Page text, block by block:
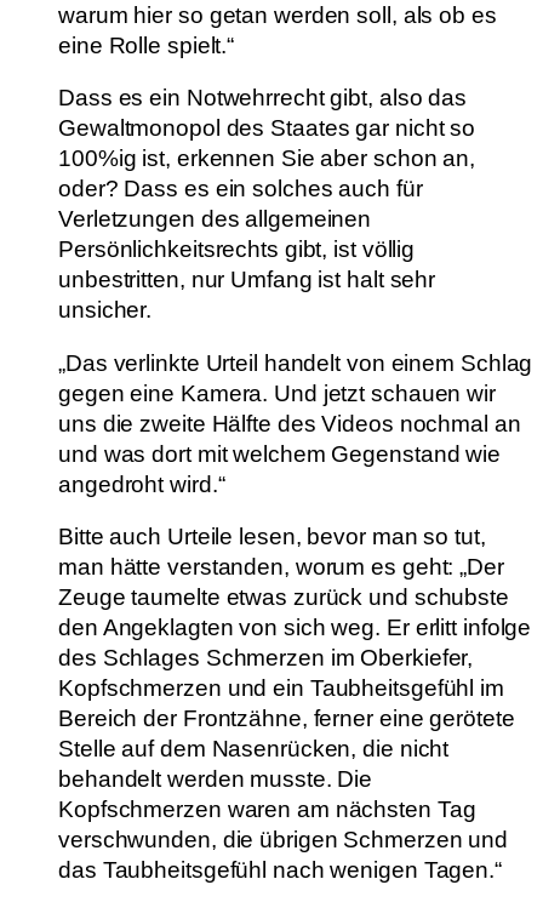
warum hier so getan werden soll, als ob es
eine Rolle spielt.“
Dass es ein Notwehrrecht gibt, also das
Gewaltmonopol des Staates gar nicht so
100%ig ist, erkennen Sie aber schon an,
oder? Dass es ein solches auch für
Verletzungen des allgemeinen
Persönlichkeitsrechts gibt, ist völlig
unbestritten, nur Umfang ist halt sehr
unsicher.
„Das verlinkte Urteil handelt von einem Schlag
gegen eine Kamera. Und jetzt schauen wir
uns die zweite Hälfte des Videos nochmal an
und was dort mit welchem Gegenstand wie
angedroht wird.“
Bitte auch Urteile lesen, bevor man so tut,
man hätte verstanden, worum es geht: „Der
Zeuge taumelte etwas zurück und schubste
den Angeklagten von sich weg. Er erlitt infolge
des Schlages Schmerzen im Oberkiefer,
Kopfschmerzen und ein Taubheitsgefühl im
Bereich der Frontzähne, ferner eine gerötete
Stelle auf dem Nasenrücken, die nicht
behandelt werden musste. Die
Kopfschmerzen waren am nächsten Tag
verschwunden, die übrigen Schmerzen und
das Taubheitsgefühl nach wenigen Tagen.“